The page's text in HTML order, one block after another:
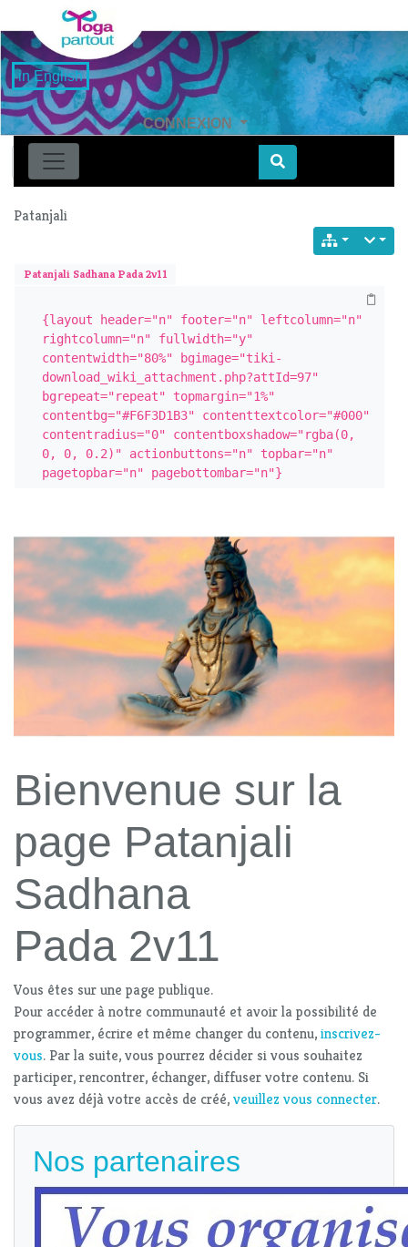
in English
CONNEXION
Find
Patanjali
Patanjali Sadhana Pada 2v11
{layout header="n" footer="n" leftcolumn="n"
rightcolumn="n" fullwidth="y"
contentwidth="80%" bgimage="tiki-
download_wiki_attachment.php?attId=97"
bgrepeat="repeat" topmargin="1%"
contentbg="#F6F3D1B3" contenttextcolor="#000"
contentradius="0" contentboxshadow="rgba(0,
0, 0, 0.2)" actionbuttons="n" topbar="n"
pagetopbar="n" pagebottombar="n"}
Bienvenue sur la
page Patanjali
Sadhana
Pada 2v11
Vous êtes sur une page publique.
Pour accéder à notre communauté et avoir la possibilité de
programmer, écrire et même changer du contenu,inscrivez-
vous. Par la suite, vous pourrez décider si vous souhaitez
participer, rencontrer, échanger, diffuser votre contenu. Si
vous avez déjà votre accès de créé,veuillez vous connecter.
Nos partenaires